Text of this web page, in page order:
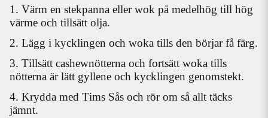
1. Värm en stekpanna eller wok på medelhög till hög
värme och tillsätt olja.
2. Lägg i kycklingen och woka tills den börjar få färg.
3. Tillsätt cashewnötterna och fortsätt woka tills
nötterna är lätt gyllene och kycklingen genomstekt.
4. Krydda med Tims Sås och rör om så allt täcks
jämnt.